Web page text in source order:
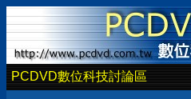
PCDVD數位科技討論區